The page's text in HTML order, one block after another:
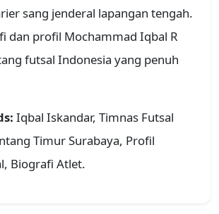
sang jenderal lapangan tengah.
dan profil Mochammad Iqbal R
futsal Indonesia yang penuh
Iqbal Iskandar, Timnas Futsal
Timur Surabaya, Profil
Biografi Atlet.